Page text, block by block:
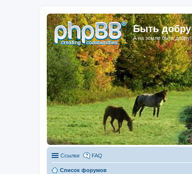
Быть добру
А на земле быть добру!
Ссылки FAQ
Список форумов